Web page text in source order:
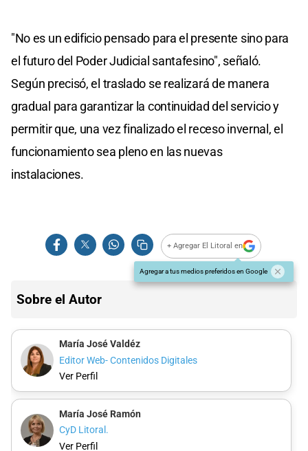
"No es un edificio pensado para el presente sino para
el futuro del Poder Judicial santafesino", señaló.
Según precisó, el traslado se realizará de manera
gradual para garantizar la continuidad del servicio y
permitir que, una vez finalizado el receso invernal, el
funcionamiento sea pleno en las nuevas
instalaciones.
+ Agregar El Litoral en
Agregar a tus medios preferidos en Google
Sobre el Autor
María José Valdéz
Editor Web- Contenidos Digitales
Ver Perfil
María José Ramón
CyD Litoral.
Ver Perfil